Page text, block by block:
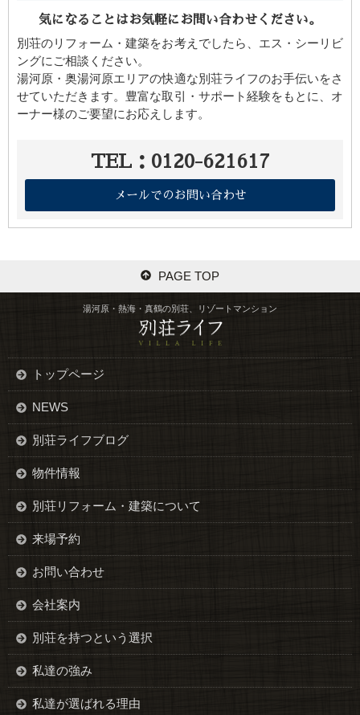
気になることはお気軽にお問い合わせください。
別荘のリフォーム・建築をお考えでしたら、エス・シーリビ
ングにご相談ください。
湯河原・奥湯河原エリアの快適な別荘ライフのお手伝いをさ
せていただきます。豊富な取引・サポート経験をもとに、オ
ーナー様のご要望にお応えします。
TEL：0120-621617
メールでのお問い合わせ
PAGE TOP
湯河原・熱海・真鶴の別荘、リゾートマンション
トップページ
NEWS
別荘ライフブログ
物件情報
別荘リフォーム・建築について
来場予約
お問い合わせ
会社案内
別荘を持つという選択
私達の強み
私達が選ばれる理由